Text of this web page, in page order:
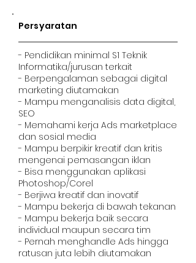
Persyaratan
- Pendidikan minimal S1 Teknik
Informatika/jurusan terkait
- Berpengalaman sebagai digital
marketing diutamakan
- Mampu menganalisis data digital,
SEO
- Memahami kerja Ads marketplace
dan sosial media
- Mampu berpikir kreatif dan kritis
mengenai pemasangan iklan
- Bisa menggunakan aplikasi
Photoshop/Corel
- Berjiwa kreatif dan inovatif
- Mampu bekerja di bawah tekanan
- Mampu bekerja baik secara
individual maupun secara tim
- Pernah menghandle Ads hingga
ratusan juta lebih diutamakan